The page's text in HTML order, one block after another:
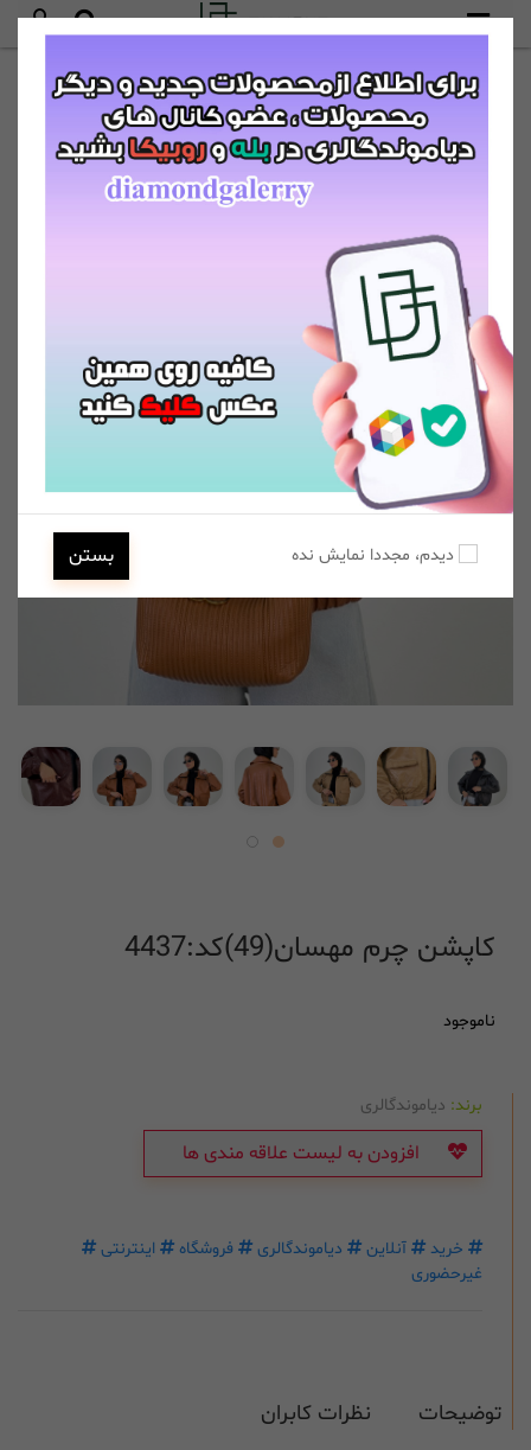
کاپشن چرم مهسان(49)کد:4437
ناموجود
برند: دیاموندگالری
افزودن به لیست علاقه مندی ها
خرید آنلاین دیاموندگالری فروشگاه
اینترنتی
غیرحضوری
توضیحات نظرات کابران
دیدم، مجددا نمایش نده بستن